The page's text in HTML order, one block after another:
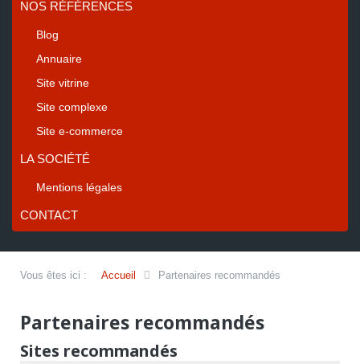
NOS RÉFÉRENCES
Blog
Annuaire
Site vitrine
Site complexe
Site e-commerce
LA SOCIÉTÉ
Mentions légales
CONTACT
Vous êtes ici : Accueil Partenaires recommandés
Partenaires recommandés
Sites recommandés